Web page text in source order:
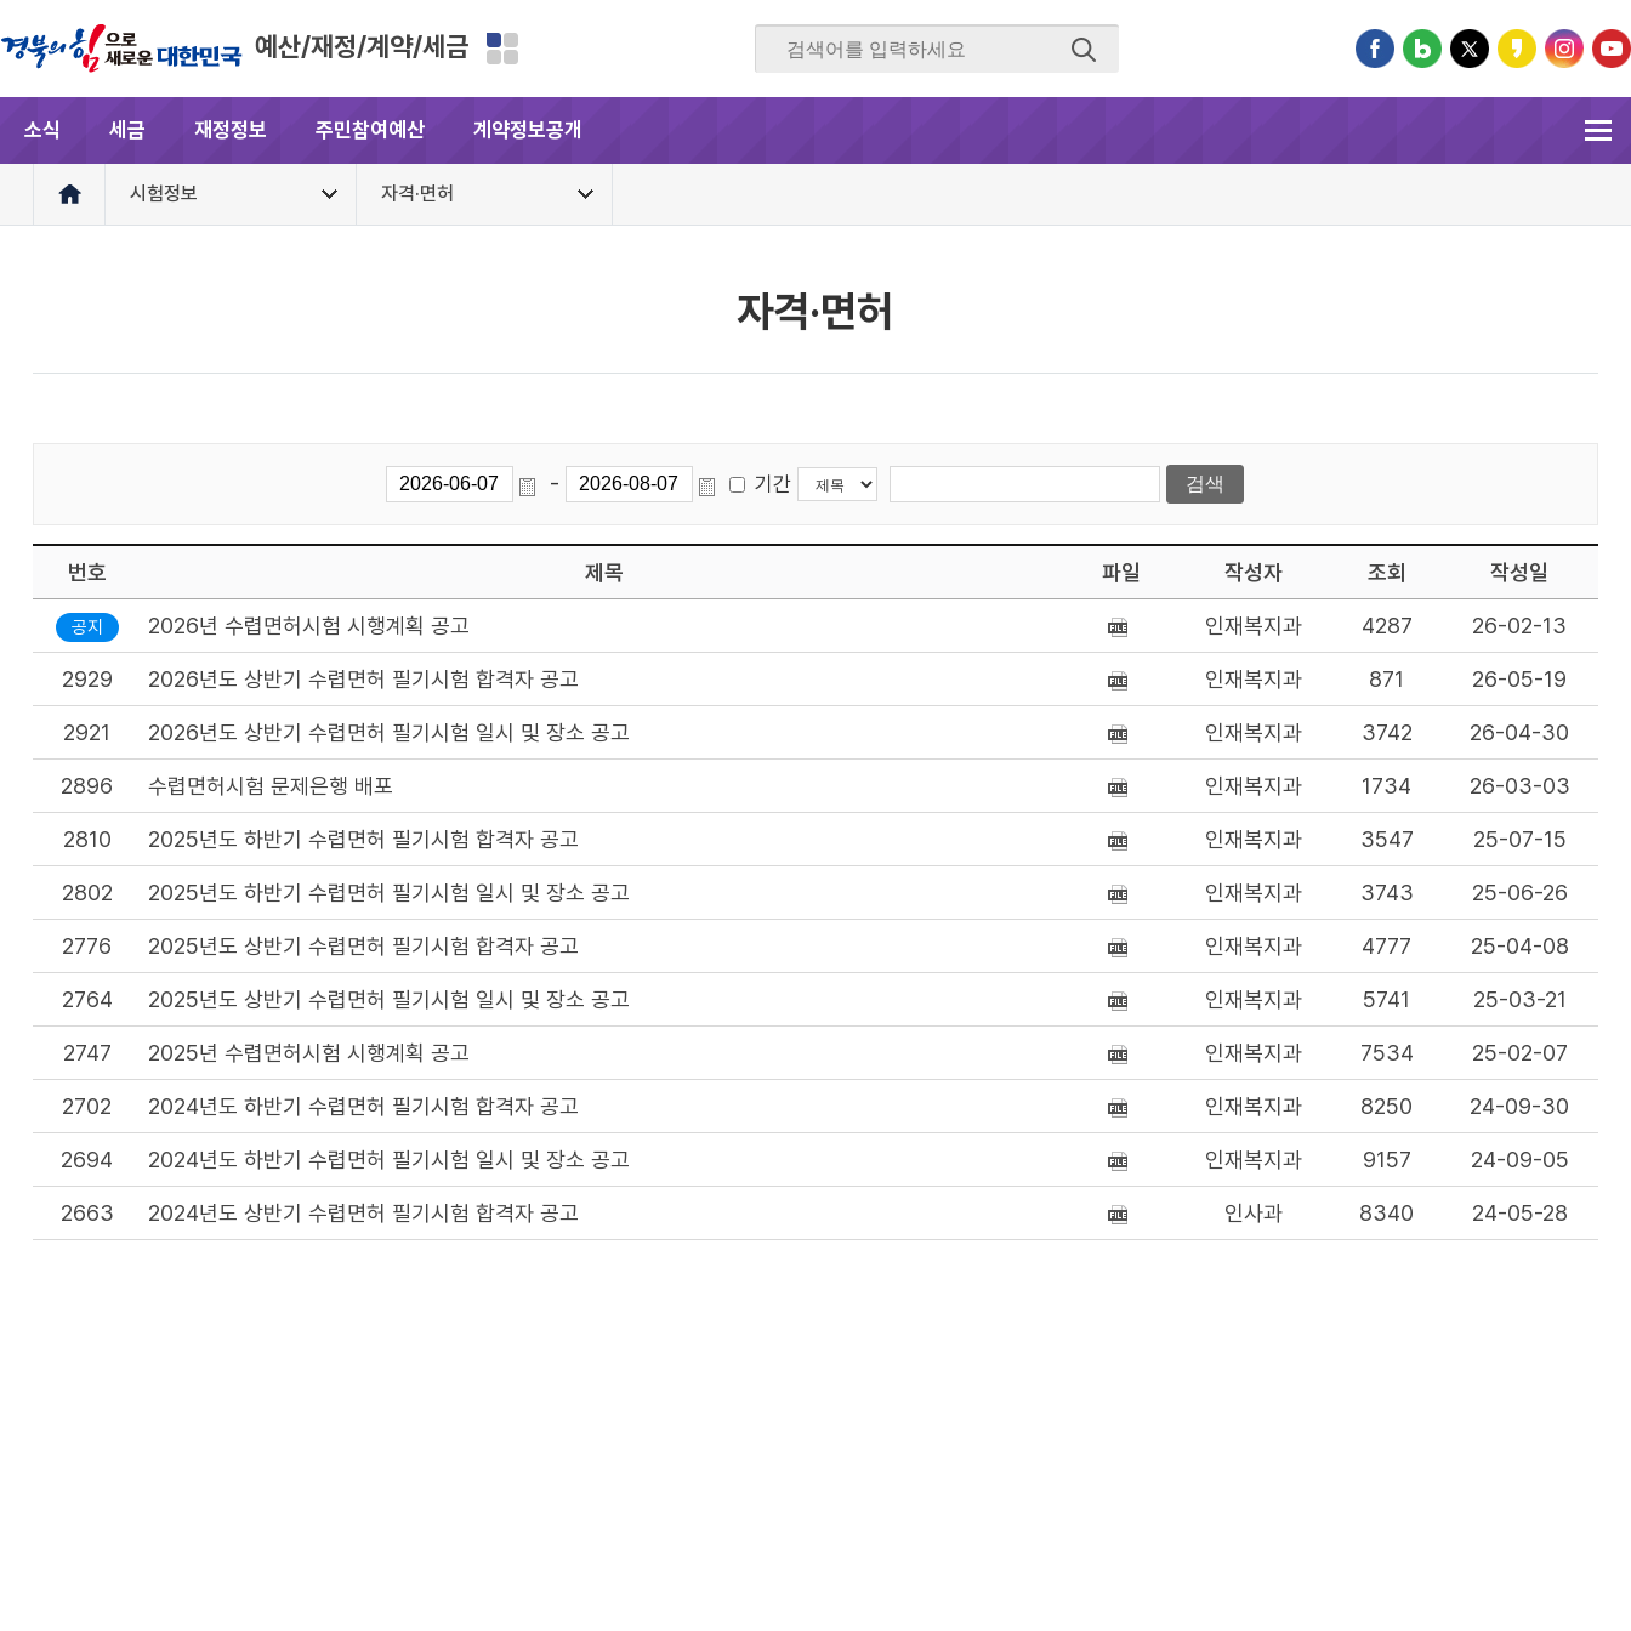
예산/재정/계약/세금
소식 세금 재정정보 주민참여예산 계약정보공개
시험정보 자격·면허
자격·면허
- 기간
번호 제목 파일 작성자 조회 작성일
공지 2026년 수렵면허시험 시행계획 공고 인재복지과 4287 26-02-13
2929 2026년도 상반기 수렵면허 필기시험 합격자 공고 인재복지과 871 26-05-19
2921 2026년도 상반기 수렵면허 필기시험 일시 및 장소 공고 인재복지과 3742 26-04-30
2896 수렵면허시험 문제은행 배포 인재복지과 1734 26-03-03
2810 2025년도 하반기 수렵면허 필기시험 합격자 공고 인재복지과 3547 25-07-15
2802 2025년도 하반기 수렵면허 필기시험 일시 및 장소 공고 인재복지과 3743 25-06-26
2776 2025년도 상반기 수렵면허 필기시험 합격자 공고 인재복지과 4777 25-04-08
2764 2025년도 상반기 수렵면허 필기시험 일시 및 장소 공고 인재복지과 5741 25-03-21
2747 2025년 수렵면허시험 시행계획 공고 인재복지과 7534 25-02-07
2702 2024년도 하반기 수렵면허 필기시험 합격자 공고 인재복지과 8250 24-09-30
2694 2024년도 하반기 수렵면허 필기시험 일시 및 장소 공고 인재복지과 9157 24-09-05
2663 2024년도 상반기 수렵면허 필기시험 합격자 공고 인사과 8340 24-05-28